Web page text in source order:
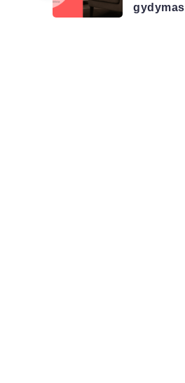
gydymas